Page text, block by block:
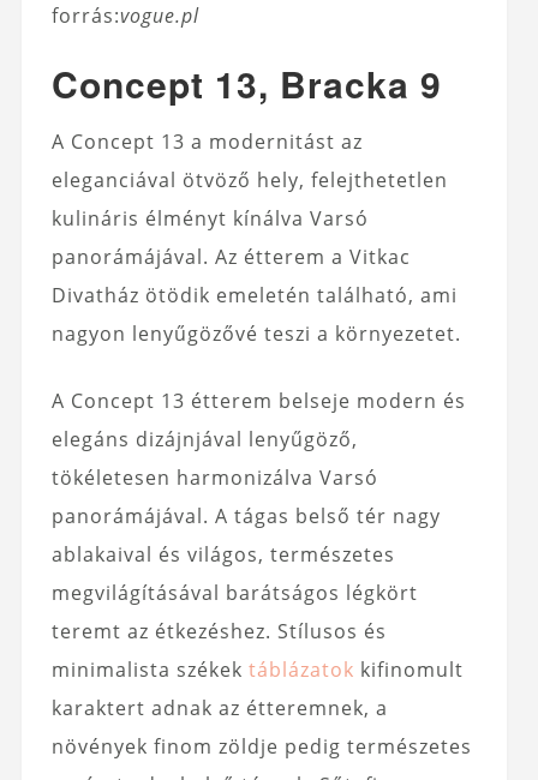
forrás:vogue.pl
Concept 13, Bracka 9
A Concept 13 a modernitást az
eleganciával ötvöző hely, felejthetetlen
kulináris élményt kínálva Varsó
panorámájával. Az étterem a Vitkac
Divatház ötödik emeletén található, ami
nagyon lenyűgözővé teszi a környezetet.
A Concept 13 étterem belseje modern és
elegáns dizájnjával lenyűgöző,
tökéletesen harmonizálva Varsó
panorámájával. A tágas belső tér nagy
ablakaival és világos, természetes
megvilágításával barátságos légkört
teremt az étkezéshez. Stílusos és
minimalista székek táblázatok kifinomult
karaktert adnak az étteremnek, a
növények finom zöldje pedig természetes